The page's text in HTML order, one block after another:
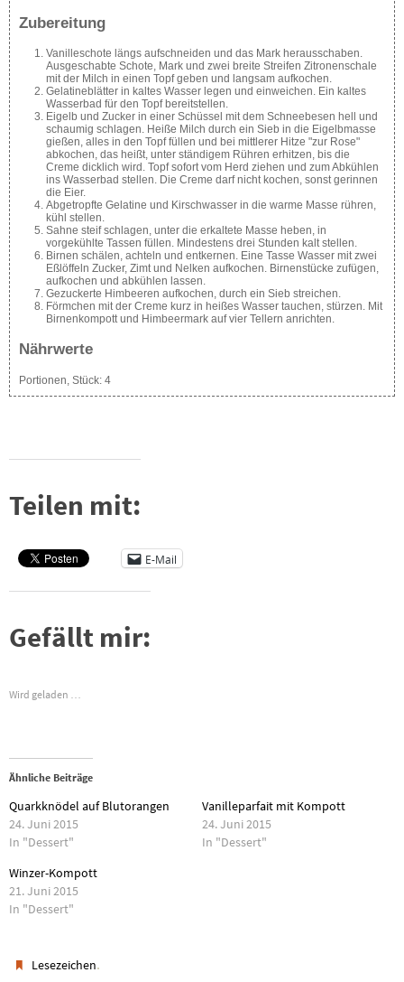
Zubereitung
Vanilleschote längs aufschneiden und das Mark herausschaben.
Ausgeschabte Schote, Mark und zwei breite Streifen Zitronenschale
mit der Milch in einen Topf geben und langsam aufkochen.
Gelatineblätter in kaltes Wasser legen und einweichen. Ein kaltes
Wasserbad für den Topf bereitstellen.
Eigelb und Zucker in einer Schüssel mit dem Schneebesen hell und
schaumig schlagen. Heiße Milch durch ein Sieb in die Eigelbmasse
gießen, alles in den Topf füllen und bei mittlerer Hitze "zur Rose"
abkochen, das heißt, unter ständigem Rühren erhitzen, bis die
Creme dicklich wird. Topf sofort vom Herd ziehen und zum Abkühlen
ins Wasserbad stellen. Die Creme darf nicht kochen, sonst gerinnen
die Eier.
Abgetropfte Gelatine und Kirschwasser in die warme Masse rühren,
kühl stellen.
Sahne steif schlagen, unter die erkaltete Masse heben, in
vorgekühlte Tassen füllen. Mindestens drei Stunden kalt stellen.
Birnen schälen, achteln und entkernen. Eine Tasse Wasser mit zwei
Eßlöffeln Zucker, Zimt und Nelken aufkochen. Birnenstücke zufügen,
aufkochen und abkühlen lassen.
Gezuckerte Himbeeren aufkochen, durch ein Sieb streichen.
Förmchen mit der Creme kurz in heißes Wasser tauchen, stürzen. Mit
Birnenkompott und Himbeermark auf vier Tellern anrichten.
Nährwerte
Portionen, Stück: 4
Teilen mit:
E-Mail
Gefällt mir:
Wird geladen …
Ähnliche Beiträge
Quarkknödel auf Blutorangen
24. Juni 2015
In "Dessert"
Vanilleparfait mit Kompott
24. Juni 2015
In "Dessert"
Winzer-Kompott
21. Juni 2015
In "Dessert"
Lesezeichen.